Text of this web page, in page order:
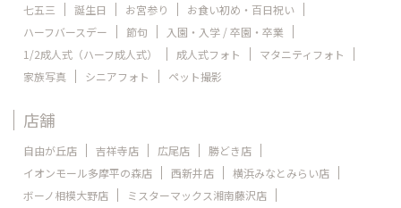
七五三 誕生日 お宮参り
お食い初め・百日祝い
ハーフバースデー
節句
入園・入学 / 卒園・卒業
1/2成人式（ハーフ成人式）
成人式フォト
マタニティフォト
家族写真
シニアフォト ペット撮影
店舗
自由が丘店 吉祥寺店 広尾店
勝どき店
イオンモール多摩平の森店
西新井店
横浜みなとみらい店
ボーノ相模大野店
ミスターマックス湘南藤沢店